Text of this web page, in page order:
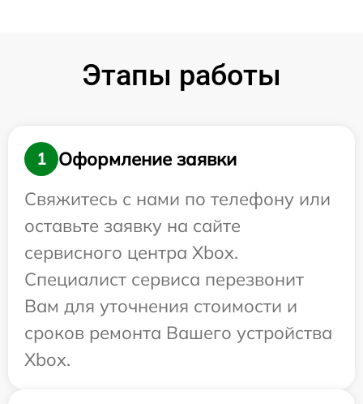
Этапы работы
1
Оформление заявки
Свяжитесь с нами по телефону или
оставьте заявку на сайте
сервисного центра Xbox.
Специалист сервиса перезвонит
Вам для уточнения стоимости и
сроков ремонта Вашего устройства
Xbox.